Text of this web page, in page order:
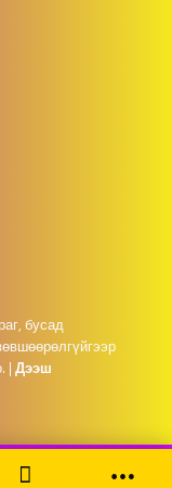
бусад
| Дээш